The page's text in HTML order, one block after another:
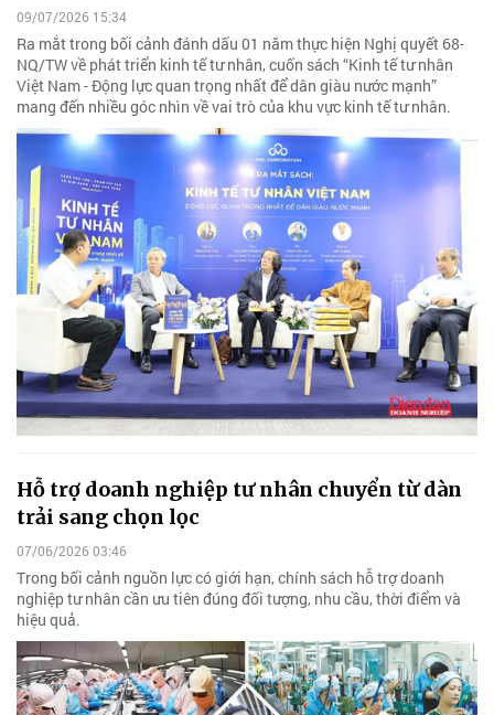
09/07/2026 15:34
Ra mắt trong bối cảnh đánh dấu 01 năm thực hiện Nghị quyết 68-
NQ/TW về phát triển kinh tế tư nhân, cuốn sách “Kinh tế tư nhân
Việt Nam - Động lực quan trọng nhất để dân giàu nước mạnh”
mang đến nhiều góc nhìn về vai trò của khu vực kinh tế tư nhân.
Hỗ trợ doanh nghiệp tư nhân chuyển từ dàn
trải sang chọn lọc
07/06/2026 03:46
Trong bối cảnh nguồn lực có giới hạn, chính sách hỗ trợ doanh
nghiệp tư nhân cần ưu tiên đúng đối tượng, nhu cầu, thời điểm và
hiệu quả.